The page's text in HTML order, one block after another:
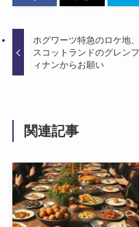
ホグワーツ特急のロケ地、
スコットランドのグレンフ
ィナンからお願い
関連記事